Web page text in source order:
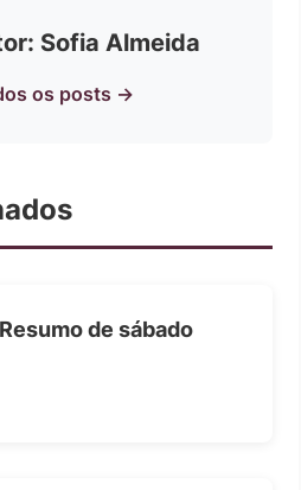
Sofia Almeida
os posts →
de sábado